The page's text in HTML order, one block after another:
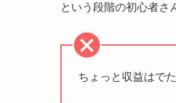
という段階の初心者さ
ちょっと収益はで